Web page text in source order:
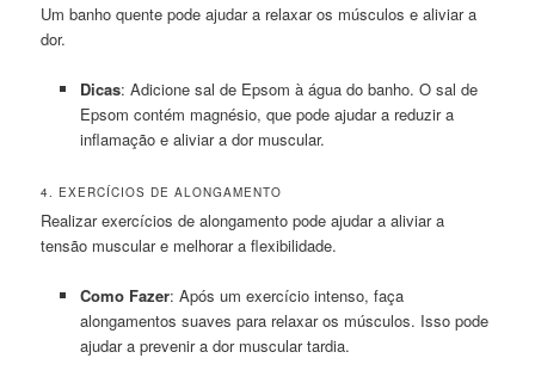
Um banho quente pode ajudar a relaxar os músculos e aliviar a
dor.
Dicas: Adicione sal de Epsom à água do banho. O sal de
Epsom contém magnésio, que pode ajudar a reduzir a
inflamação e aliviar a dor muscular.
4. EXERCÍCIOS DE ALONGAMENTO
Realizar exercícios de alongamento pode ajudar a aliviar a
tensão muscular e melhorar a flexibilidade.
Como Fazer: Após um exercício intenso, faça
alongamentos suaves para relaxar os músculos. Isso pode
ajudar a prevenir a dor muscular tardia.